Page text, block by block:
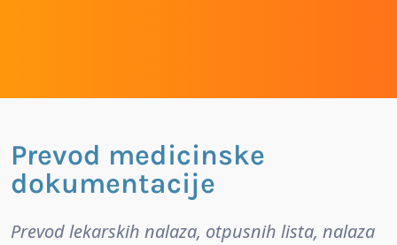
Prevod medicinske
dokumentacije
Prevod lekarskih nalaza, otpusnih lista, nalaza